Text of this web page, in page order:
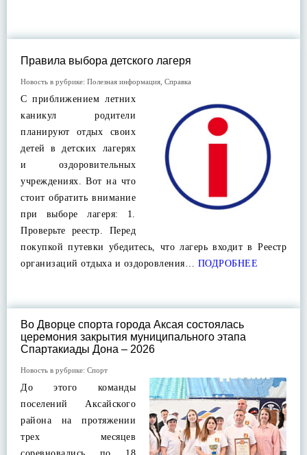
Правила выбора детского лагеря
Новость в рубрике: Полезная информация Справка
С приближением летних
каникул родители
планируют отдых своих
детей в детских лагерях
и оздоровительных
учреждениях. Вот на что
стоит обратить внимание
при выборе лагеря: 1.
Проверьте реестр. Перед
покупкой путевки убедитесь, что лагерь входит в Реестр
организаций отдыха и оздоровления… ПОДРОБНЕЕ
Во Дворце спорта города Аксая состоялась
церемония закрытия муниципального этапа
Спартакиады Дона – 2026
Новость в рубрике: Спорт
До этого команды
поселений Аксайского
района на протяжении
трех месяцев